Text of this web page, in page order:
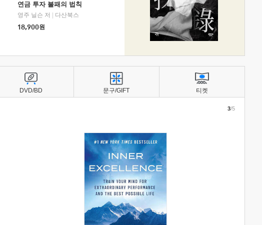
연금 투자 불패의 법칙
영주 닐슨 저
다산북스
18,900원
3/5
DVD/BD 문구/GIFT 티켓